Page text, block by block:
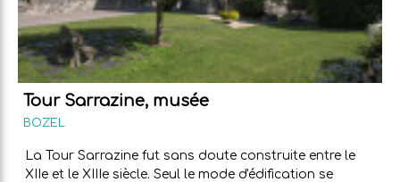
Tour Sarrazine, musée
BOZEL
La Tour Sarrazine fut sans doute construite entre le
XIIe et le XIIIe siècle. Seul le mode d'édification se